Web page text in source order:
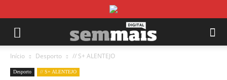
Início Desporto // S+ ALENTEJO
Desporto // S+ ALENTEJO